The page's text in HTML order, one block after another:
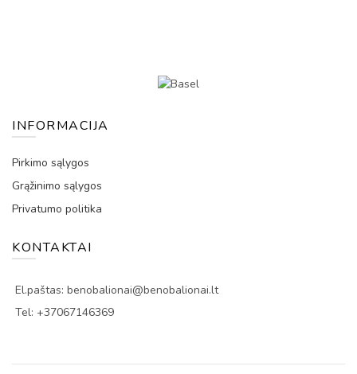
INFORMACIJA
Pirkimo sąlygos
Grąžinimo sąlygos
Privatumo politika
KONTAKTAI
El.paštas: benobalionai@benobalionai.lt
Tel: +37067146369